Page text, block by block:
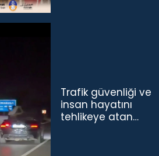
Trafik güvenliği ve
insan hayatını
tehlikeye atan